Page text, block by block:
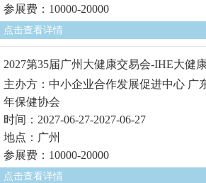
参展费：10000-20000
点击查看详情
2027第35届广州大健康交易会-IHE大健
主办方：中小企业合作发展促进中心 广
年保健协会
时间：2027-06-27-2027-06-27
地点：广州
参展费：10000-20000
点击查看详情